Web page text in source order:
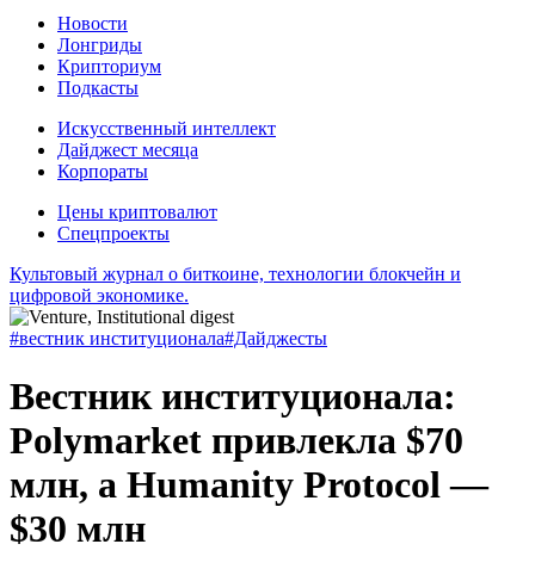
Новости
Лонгриды
Крипториум
Подкасты
Искусственный интеллект
Дайджест месяца
Корпораты
Цены криптовалют
Спецпроекты
Культовый журнал о биткоине, технологии блокчейн и
цифровой экономике.
#вестник институционала#Дайджесты
Вестник институционала:
Polymarket привлекла $70
млн, а Humanity Protocol —
$30 млн